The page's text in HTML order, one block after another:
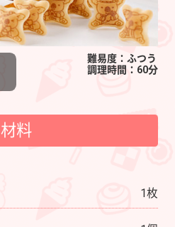
難易度：ふつう
調理時間：60分
材料
1枚